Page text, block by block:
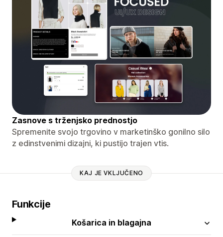
Zasnove s trženjsko prednostjo
Spremenite svojo trgovino v marketinško gonilno silo
z edinstvenimi dizajni, ki pustijo trajen vtis.
KAJ JE VKLJUČENO
Funkcije
Košarica in blagajna